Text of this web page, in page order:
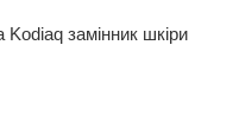
замінник шкіри